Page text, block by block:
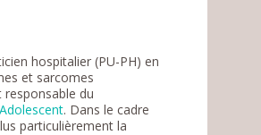
hospitalier (PU-PH) en
et sarcomes
responsable du
. Dans le cadre
particulièrement la